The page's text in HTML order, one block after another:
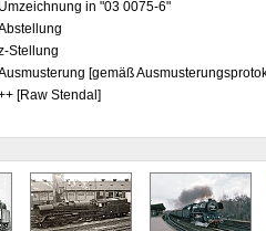
Umzeichnung in "03 0075-6"
Stellung
[gemäß
[Raw Stendal]